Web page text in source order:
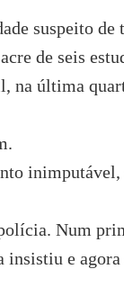
suspeito de
de seis
na última
Num
e agora